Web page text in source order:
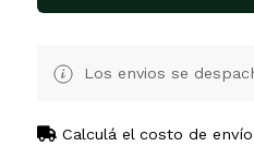
Los envios se
Calculá el costo de envío